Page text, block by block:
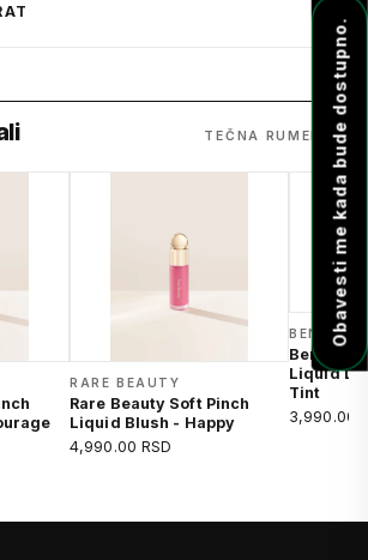
TEČNA RUMENILA
RARE BEAUTY
Rare Beauty Soft Pinch
Liquid Blush - Happy
4,990.00 RSD
BENEFIT
Benefit
Liquid
Tint
3,990.00
Obavesti me kada bude dostupno.